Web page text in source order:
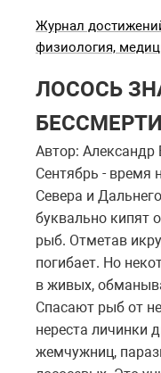
Журнал
физиология,
ЛОСОСЬ
Автор:
Сентябрь - время
Севера и
буквально кипят
рыб. Отметав
погибает. Но
в живых,
Cпасают рыб от
нереста личинки
жемчужниц,